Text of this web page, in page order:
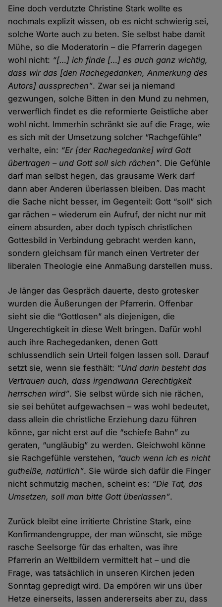
Eine doch verdutzte Christine Stark wollte es
nochmals explizit wissen, ob es nicht schwierig sei,
solche Worte auch zu beten. Sie selbst habe damit
Mühe, so die Moderatorin – die Pfarrerin dagegen
wohl nicht: “[…] ich finde […] es auch ganz wichtig,
dass wir das [den Rachegedanken, Anmerkung des
Autors] aussprechen”. Zwar sei ja niemand
gezwungen, solche Bitten in den Mund zu nehmen,
verwerflich findet es die reformierte Geistliche aber
wohl nicht. Immerhin schränkt sie auf die Frage, wie
es sich mit der Umsetzung solcher “Rachgefühle”
verhalte, ein: “Er [der Rachegedanke] wird Gott
übertragen – und Gott soll sich rächen”. Die Gefühle
darf man selbst hegen, das grausame Werk darf
dann aber Anderen überlassen bleiben. Das macht
die Sache nicht besser, im Gegenteil: Gott “soll” sich
gar rächen – wiederum ein Aufruf, der nicht nur mit
einem absurden, aber doch typisch christlichen
Gottesbild in Verbindung gebracht werden kann,
sondern gleichsam für manch einen Vertreter der
liberalen Theologie eine Anmaßung darstellen muss.
Je länger das Gespräch dauerte, desto grotesker
wurden die Äußerungen der Pfarrerin. Offenbar
sieht sie die “Gottlosen” als diejenigen, die
Ungerechtigkeit in diese Welt bringen. Dafür wohl
auch ihre Rachegedanken, denen Gott
schlussendlich sein Urteil folgen lassen soll. Darauf
setzt sie, wenn sie festhält: “Und darin besteht das
Vertrauen auch, dass irgendwann Gerechtigkeit
herrschen wird”. Sie selbst würde sich nie rächen,
sie sei behütet aufgewachsen – was wohl bedeutet,
dass allein die christliche Erziehung dazu führen
könne, gar nicht erst auf die “schiefe Bahn” zu
geraten, “ungläubig” zu werden. Gleichwohl könne
sie Rachgefühle verstehen, “auch wenn ich es nicht
gutheiße, natürlich”. Sie würde sich dafür die Finger
nicht schmutzig machen, scheint es: “Die Tat, das
Umsetzen, soll man bitte Gott überlassen”.
Zurück bleibt eine irritierte Christine Stark, eine
Konfirmandengruppe, der man wünscht, sie möge
rasche Seelsorge für das erhalten, was ihre
Pfarrerin an Weltbildern vermittelt hat – und die
Frage, was tatsächlich in unseren Kirchen jeden
Sonntag gepredigt wird. Da empören wir uns über
Hetze einerseits, lassen andererseits aber zu, dass